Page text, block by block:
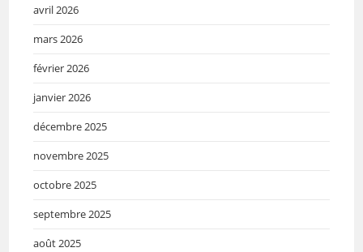
avril 2026
mars 2026
février 2026
janvier 2026
décembre 2025
novembre 2025
octobre 2025
septembre 2025
août 2025